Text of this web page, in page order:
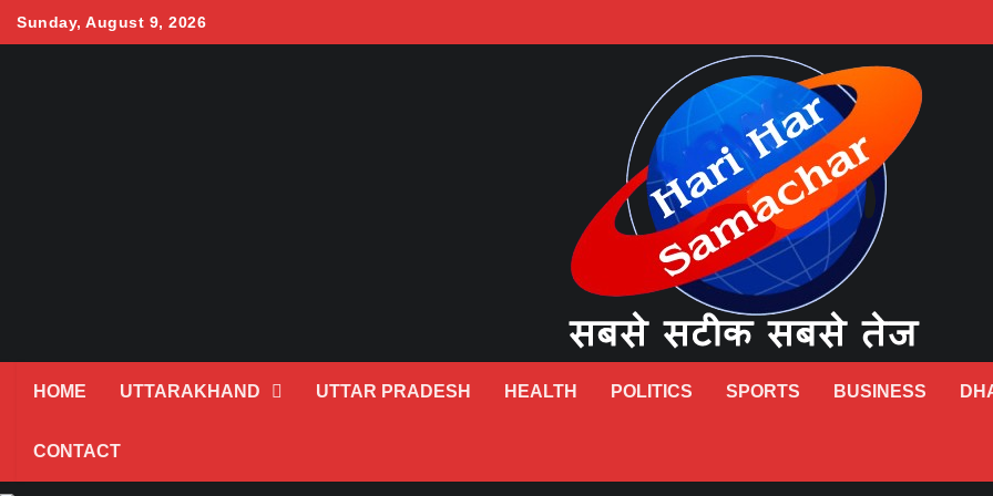
Sunday, August 9, 2026
HOME UTTARAKHAND UTTAR PRADESH HEALTH POLITICS SPORTS BUSINESS
CONTACT